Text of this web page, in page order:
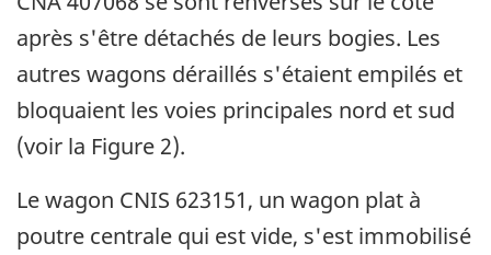
après s'être détachés de leurs bogies. Les
autres wagons déraillés s'étaient empilés et
bloquaient les voies principales nord et sud
(voir la Figure 2).
Le wagon CNIS 623151, un wagon plat à
poutre centrale qui est vide, s'est immobilisé